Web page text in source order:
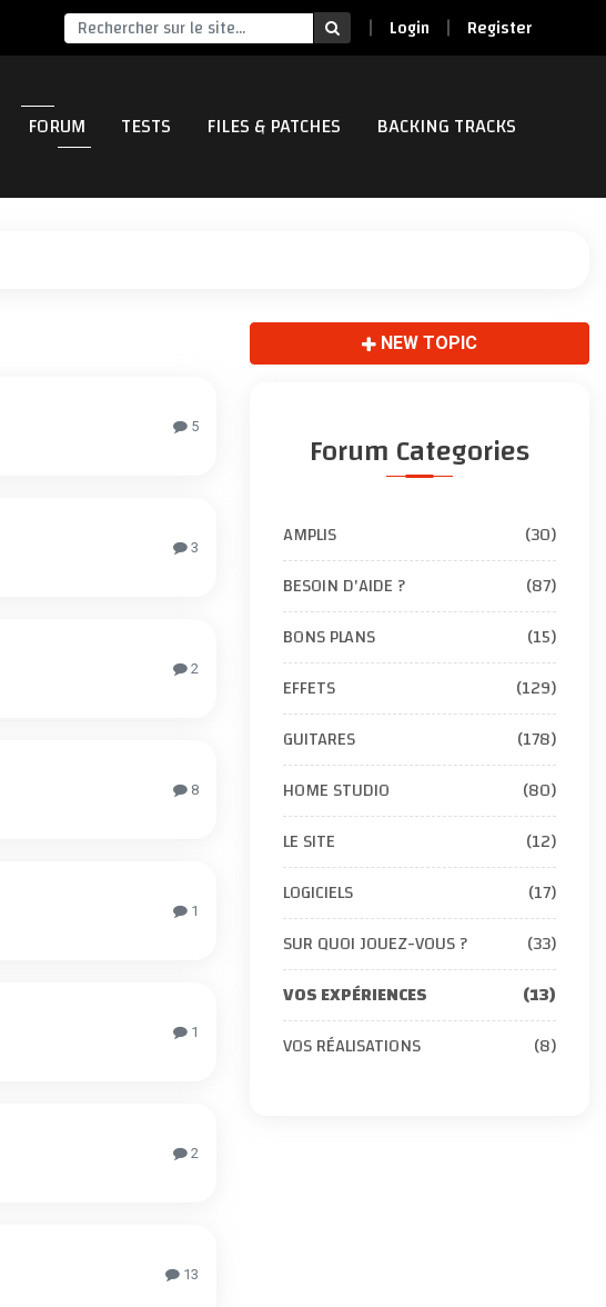
Login Register
FORUM TESTS FILES & PATCHES BACKING TRACKS
5
3
2
8
1
1
2
13
NEW TOPIC
Forum Categories
AMPLIS
(30)
BESOIN D'AIDE ?
(87)
BONS PLANS
(15)
EFFETS
(129)
GUITARES
(178)
HOME STUDIO
(80)
LE SITE
(12)
LOGICIELS
(17)
SUR QUOI JOUEZ-VOUS ?
(33)
VOS EXPÉRIENCES
(13)
VOS RÉALISATIONS
(8)